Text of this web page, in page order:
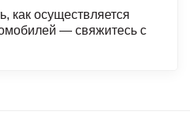
как осуществляется
— свяжитесь с